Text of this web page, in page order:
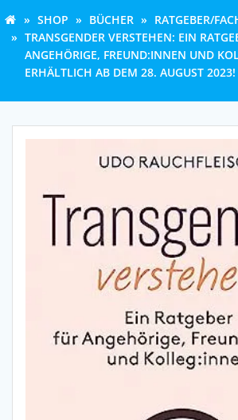
SHOP BÜCHER
RATGEBER/
TRANSGENDER VERSTEHEN: EIN
ANGEHÖRIGE, FREUND:INNEN UND
ERHÄLTLICH AB DEM 28. AUGUST 2023!